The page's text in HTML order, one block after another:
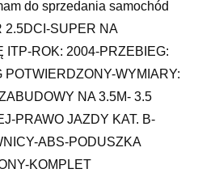
do sprzedania samochód
2.5DCI-SUPER NA
ITP-ROK: 2004-PRZEBIEG:
WYMIARY:
NA 3.5M- 3.5
PRAWO JAZDY KAT. B-
ABS-PODUSZKA
KOMPLET